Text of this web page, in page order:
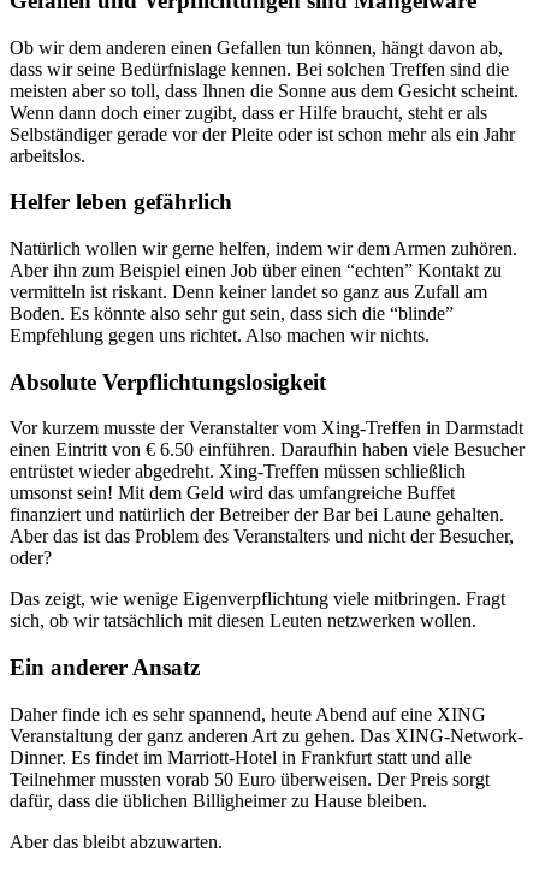
Ob wir dem anderen einen Gefallen tun können, hängt davon ab,
dass wir seine Bedürfnislage kennen. Bei solchen Treffen sind die
meisten aber so toll, dass Ihnen die Sonne aus dem Gesicht scheint.
Wenn dann doch einer zugibt, dass er Hilfe braucht, steht er als
Selbständiger gerade vor der Pleite oder ist schon mehr als ein Jahr
arbeitslos.
Helfer leben gefährlich
Natürlich wollen wir gerne helfen, indem wir dem Armen zuhören.
Aber ihn zum Beispiel einen Job über einen “echten” Kontakt zu
vermitteln ist riskant. Denn keiner landet so ganz aus Zufall am
Boden. Es könnte also sehr gut sein, dass sich die “blinde”
Empfehlung gegen uns richtet. Also machen wir nichts.
Absolute Verpflichtungslosigkeit
Vor kurzem musste der Veranstalter vom Xing-Treffen in Darmstadt
einen Eintritt von € 6.50 einführen. Daraufhin haben viele Besucher
entrüstet wieder abgedreht. Xing-Treffen müssen schließlich
umsonst sein! Mit dem Geld wird das umfangreiche Buffet
finanziert und natürlich der Betreiber der Bar bei Laune gehalten.
Aber das ist das Problem des Veranstalters und nicht der Besucher,
oder?
Das zeigt, wie wenige Eigenverpflichtung viele mitbringen. Fragt
sich, ob wir tatsächlich mit diesen Leuten netzwerken wollen.
Ein anderer Ansatz
Daher finde ich es sehr spannend, heute Abend auf eine XING
Veranstaltung der ganz anderen Art zu gehen. Das XING-Network-
Dinner. Es findet im Marriott-Hotel in Frankfurt statt und alle
Teilnehmer mussten vorab 50 Euro überweisen. Der Preis sorgt
dafür, dass die üblichen Billigheimer zu Hause bleiben.
Aber das bleibt abzuwarten.